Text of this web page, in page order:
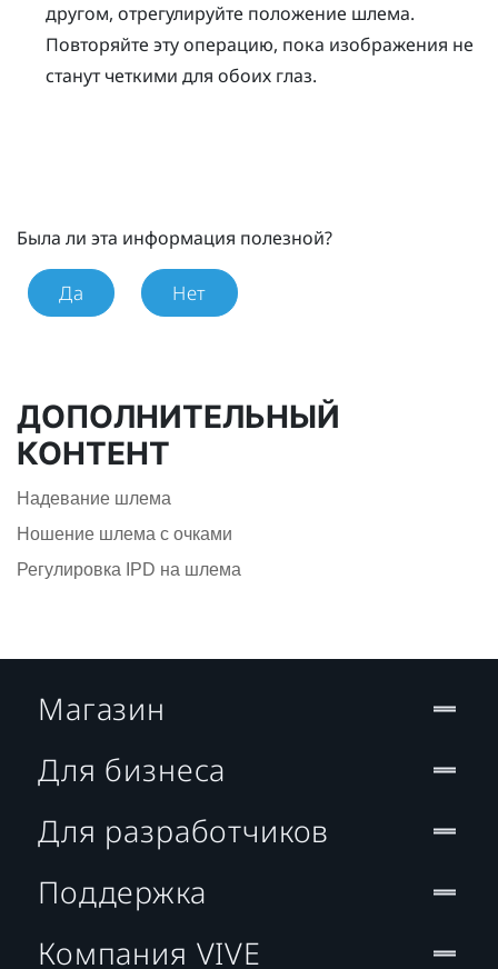
другом, отрегулируйте положение шлема.
Повторяйте эту операцию, пока изображения не
станут четкими для обоих глаз.
Была ли эта информация полезной?
Да Нет
ДОПОЛНИТЕЛЬНЫЙ
КОНТЕНТ
Надевание шлема
Ношение шлема с очками
Регулировка IPD на шлема
Магазин
Для бизнеса
Для разработчиков
Поддержка
Компания VIVE